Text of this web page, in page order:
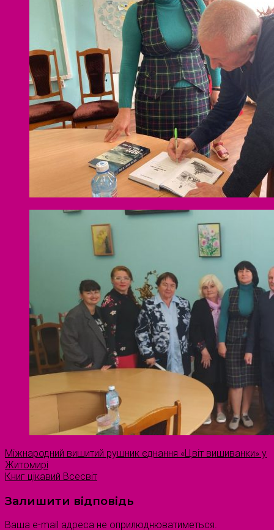
Міжнародний вишитий рушник єднання «Цвіт вишиванки» у
Житомирі
Книг цікавий Всесвіт
Залишити відповідь
Ваша e-mail адреса не оприлюднюватиметься.